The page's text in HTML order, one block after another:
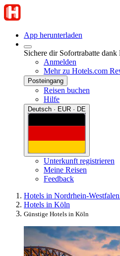
App herunterladen
Sichere dir Sofortrabatte
Anmelden
Mehr zu Hotels.com
Posteingang
Reisen buchen
Hilfe
Deutsch · EUR · DE
Unterkunft registrieren
Meine Reisen
Feedback
Hotels in Nordrhein-Westfalen
Hotels in Köln
Günstige Hotels in Köln